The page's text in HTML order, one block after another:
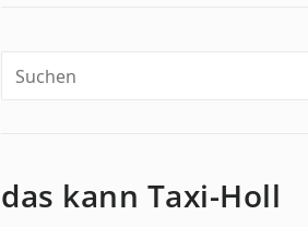
das kann Taxi-Holl